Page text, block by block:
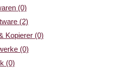
(0)
(2)
Kopierer (0)
(0)
(0)